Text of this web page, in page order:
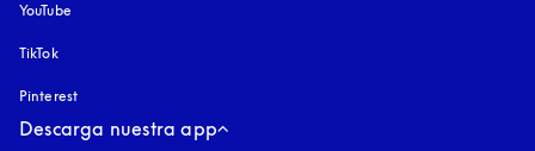
YouTube
TikTok
Pinterest
Descarga nuestra app